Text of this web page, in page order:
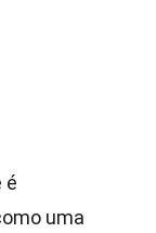
é
uma